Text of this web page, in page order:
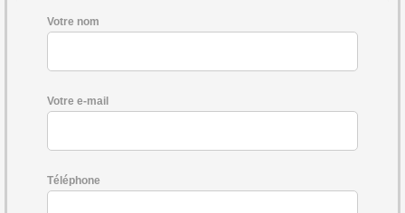
Votre nom
Votre e-mail
Téléphone